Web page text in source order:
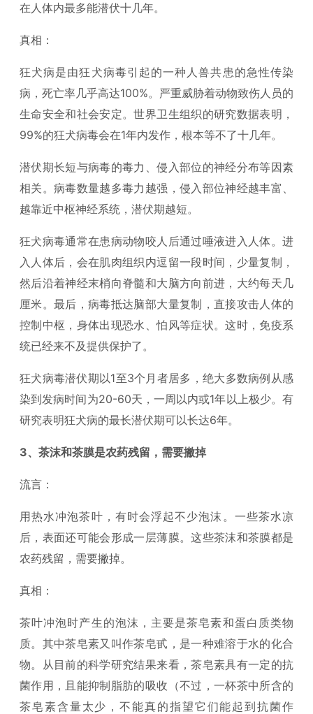
在人体内最多能潜伏十几年。
真相：
狂犬病是由狂犬病毒引起的一种人兽共患的急性传染
病，死亡率几乎高达100%。严重威胁着动物致伤人员的
生命安全和社会安定。世界卫生组织的研究数据表明，
99%的狂犬病毒会在1年内发作，根本等不了十几年。
潜伏期长短与病毒的毒力、侵入部位的神经分布等因素
相关。病毒数量越多毒力越强，侵入部位神经越丰富、
越靠近中枢神经系统，潜伏期越短。
狂犬病毒通常在患病动物咬人后通过唾液进入人体。进
入人体后，会在肌肉组织内逗留一段时间，少量复制，
然后沿着神经末梢向脊髓和大脑方向前进，大约每天几
厘米。最后，病毒抵达脑部大量复制，直接攻击人体的
控制中枢，身体出现恐水、怕风等症状。这时，免疫系
统已经来不及提供保护了。
狂犬病毒潜伏期以1至3个月者居多，绝大多数病例从感
染到发病时间为20-60天，一周以内或1年以上极少。有
研究表明狂犬病的最长潜伏期可以长达6年。
3、茶沫和茶膜是农药残留，需要撇掉
流言：
用热水冲泡茶叶，有时会浮起不少泡沫。一些茶水凉
后，表面还可能会形成一层薄膜。这些茶沫和茶膜都是
农药残留，需要撇掉。
真相：
茶叶冲泡时产生的泡沫，主要是茶皂素和蛋白质类物
质。其中茶皂素又叫作茶皂甙，是一种难溶于水的化合
物。从目前的科学研究结果来看，茶皂素具有一定的抗
菌作用，且能抑制脂肪的吸收（不过，一杯茶中所含的
茶皂素含量太少，不能真的指望它们能起到抗菌作